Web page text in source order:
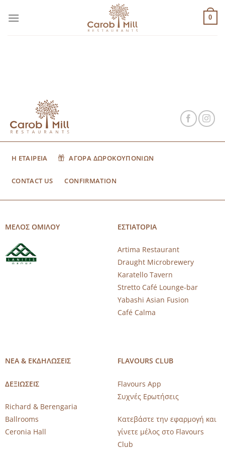
στο
0
Η ΕΤΑΙΡΕΙΑ ΑΓΟΡΑ ΔΩΡΟΚΟΥΠΟΝΙΩΝ
CONTACT US CONFIRMATION
ΜΕΛΟΣ ΟΜΙΛΟΥ ΕΣΤΙΑΤΟΡΙΑ
Artima Restaurant
Draught Microbrewery
Karatello Tavern
Stretto Café Lounge-bar
Yabashi Asian Fusion
Café Calma
ΝΕΑ & ΕΚΔΗΛΩΣΕΙΣ
ΔΕΞΙΩΣΕΙΣ
Richard & Berengaria
Ballrooms
Ceronia Hall
FLAVOURS CLUB
Flavours App
Συχνές Ερωτήσεις
Κατεβάστε την εφαρμογή και
γίνετε μέλος στο Flavours
Club